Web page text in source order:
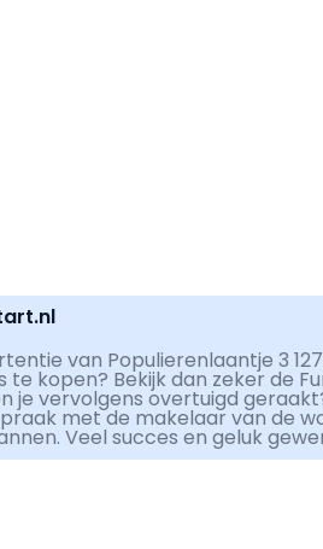
van Populierenlaantje 3
te kopen? Bekijk dan zeker de
je vervolgens overtuigd
met de makelaar van de
Veel succes en geluk